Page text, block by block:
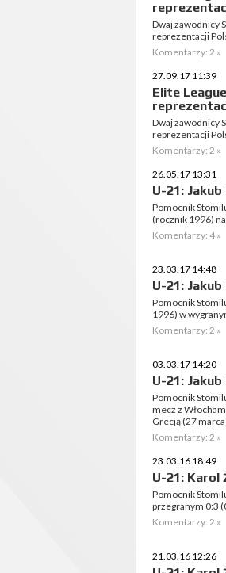
Dwaj zawodnicy
reprezentacji
Komentarzy: 2 »
27.09.17 11:39
Elite
Dwaj zawodnicy
reprezentacji
Komentarzy: 2 »
26.05.17 13:31
U-21:
Pomocnik
(rocznik 1996)
Komentarzy: 4 »
23.03.17 14:48
U-21:
Pomocnik
1996) w
Komentarzy: 2 »
03.03.17 14:20
U-21:
Pomocnik
mecz z
Grecją (27
Komentarzy: 2 »
23.03.16 18:49
U-21: Karol
Pomocnik
przegranym 0:3
Komentarzy: 2 »
21.03.16 12:26